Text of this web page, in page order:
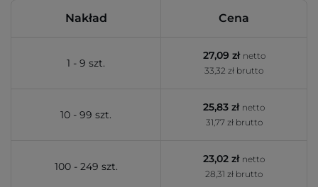
Nakład Cena
1 - 9 szt.
27,09 zł netto
33,32 zł brutto
10 - 99 szt.
25,83 zł netto
31,77 zł brutto
100 - 249 szt.
23,02 zł netto
28,31 zł brutto